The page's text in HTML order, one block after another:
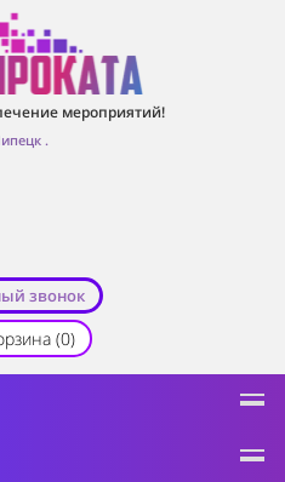
мероприятий!
.
звонок
(0)